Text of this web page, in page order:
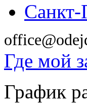
Санкт-
Где мой
График